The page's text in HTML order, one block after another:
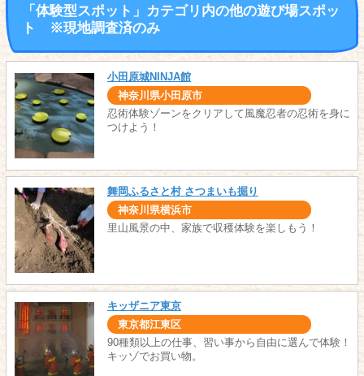
「体験型スポット」カテゴリ内の他の遊び場スポッ
ト ※現地調査済のみ
小田原城NINJA館
神奈川県小田原市
忍術体験ゾーンをクリアして風魔忍者の忍術を身に
つけよう！
舞岡ふるさと村 さつまいも掘り
神奈川県横浜市
里山風景の中、家族で収穫体験を楽しもう！
キッザニア東京
東京都江東区
90種類以上の仕事、習い事から自由に選んで体験！
キッゾでお買い物。